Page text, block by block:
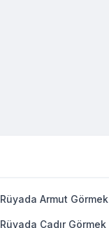
Rüyada Armut Görmek
Rüyada Çadır Görmek